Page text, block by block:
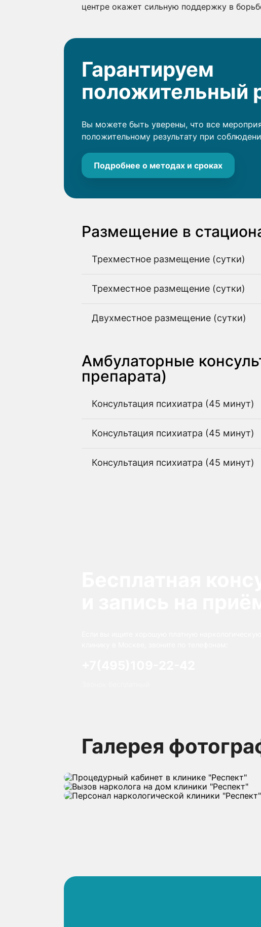
центре окажет сильную поддержку в
Гарантируем
положительный
Вы можете быть уверены, что все
положительному результату при
Подробнее о методах и сроках
Размещение в
Трехместное размещение (сутки)
Трехместное размещение (сутки)
Двухместное размещение (сутки)
Амбулаторные
препарата)
Консультация психиатра (45 минут)
Консультация психиатра (45 минут)
Консультация психиатра (45 минут)
Галерея